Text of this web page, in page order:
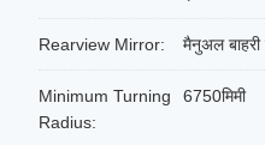
Rearview Mirror: मैनुअल बाहरी
Minimum Turning
Radius:
6750मिमी